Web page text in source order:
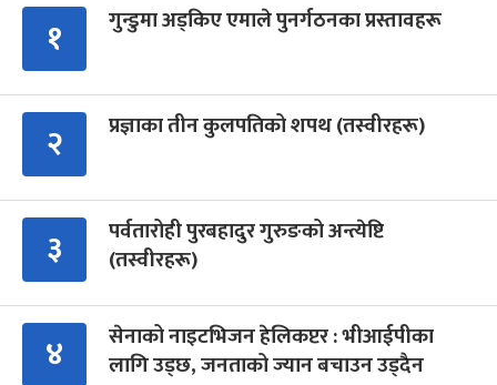
१ गुन्डुमा अड्किए एमाले पुनर्गठनका प्रस्तावहरू
२ प्रज्ञाका तीन कुलपतिको शपथ (तस्वीरहरू)
३
पर्वतारोही पुरबहादुर गुरुङको अन्त्येष्टि
(तस्वीरहरू)
४
सेनाको नाइटभिजन हेलिकप्टर : भीआईपीका
लागि उड्छ, जनताको ज्यान बचाउन उड्दैन